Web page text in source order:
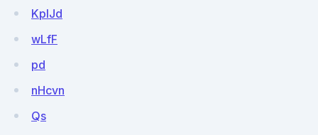
KplJd
wLfF
pd
nHcvn
Qs